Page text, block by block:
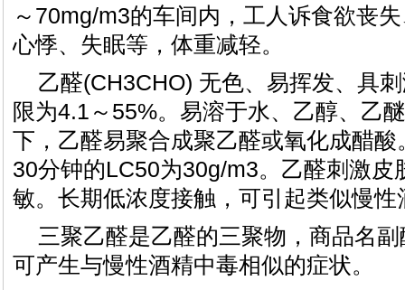
～70mg/m3的车间内，工人诉食欲丧
心悸、失眠等，体重减轻。
乙醛(CH3CHO) 无色、易挥发、具
限为4.1～55%。易溶于水、乙醇、乙
下，乙醛易聚合成聚乙醛或氧化成醋
30分钟的LC50为30g/m3。乙醛刺激皮
敏。长期低浓度接触，可引起类似慢
三聚乙醛是乙醛的三聚物，商品名
可产生与慢性酒精中毒相似的症状。